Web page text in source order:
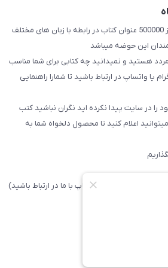
فروشگاه یاس کتاب با بیش از 500000 عنوان کتاب در رابطه با زبان های مختلف
این حوضه میباشد
هستید و نمیدانید چه کتابی برای شما مناسب
یا واتساپ در ارتباط باشید تا شما‌را راهنمایی
را در سایت پیدا نکرده اید نگران نباشید کتب
اعلام کنید تا محصول دلخواه شما به